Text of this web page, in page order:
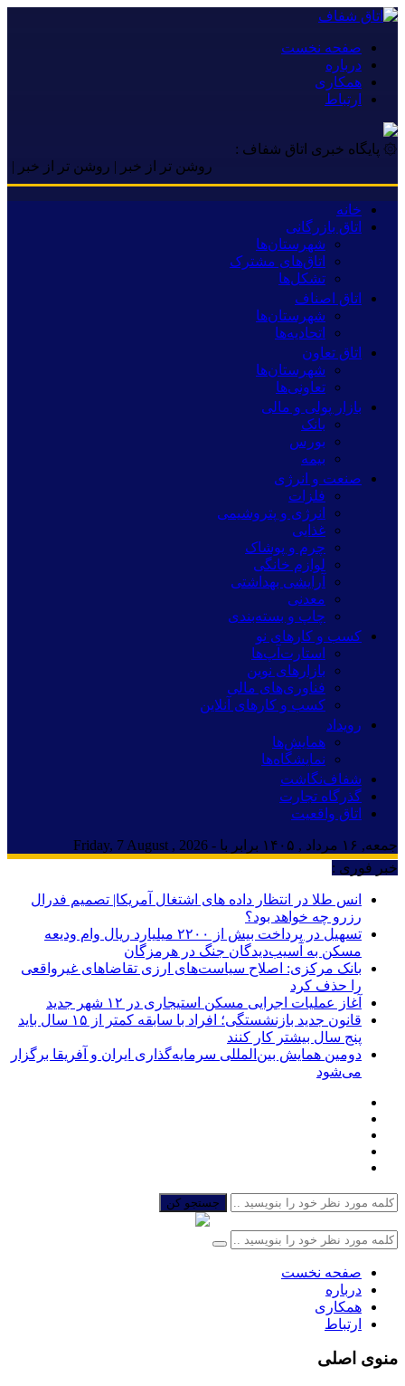
صفحه نخست
درباره
همکاری
ارتباط
۞ پایگاه خبری اتاق شفاف :
روشن تر از خبر | روشن تر از خبر |
خانه
اتاق بازرگانی
شهرستان‌ها
اتاق‌های مشترک
تشکل‌ها
اتاق اصناف
شهرستان‌ها
اتحادیه‌ها
اتاق تعاون
شهرستان‌ها
تعاونی‌ها
بازار پولی و مالی
بانک
بورس
بیمه
صنعت و انرژی
فلزات
انرژی و پتروشیمی
غذایی
چرم و پوشاک
لوازم خانگی
آرایشی بهداشتی
معدنی
چاپ و بسته‌بندی
کسب و کارهای نو
استارت‌آپ‌ها
بازارهای نوین
فناوری‌های مالی
کسب و کارهای آنلاین
رویداد
همایش‌ها
نمایشگاه‌ها
شفاف‌نگاشت
گذرگاه تجارت
اتاق واقعیت
جمعه, ۱۶ مرداد , ۱۴۰۵ برابر با - Friday, 7 August , 2026
خبر فوری :
انس طلا در انتظار داده های اشتغال آمریکا| تصمیم فدرال
رزرو چه خواهد بود؟
تسهیل در پرداخت بیش از ۲۲۰۰ میلیارد ریال وام ودیعه
مسکن به آسیب‌دیدگان جنگ در هرمزگان
بانک مرکزی: اصلاح سیاست‌های ارزی تقاضاهای غیرواقعی
را حذف کرد
آغاز عملیات اجرایی مسکن استیجاری در ۱۲ شهر جدید
قانون جدید بازنشستگی؛ افراد با سابقه کمتر از ۱۵ سال باید
پنج سال بیشتر کار کنند
دومین همایش بین‌المللی سرمایه‌گذاری ایران و آفریقا برگزار
می‌شود
جستجو کن
صفحه نخست
درباره
همکاری
ارتباط
منوی اصلی